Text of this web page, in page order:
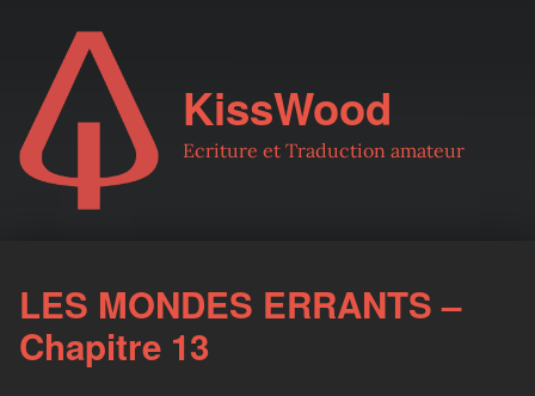
KissWood
Ecriture et Traduction amateur
LES MONDES ERRANTS –
Chapitre 13